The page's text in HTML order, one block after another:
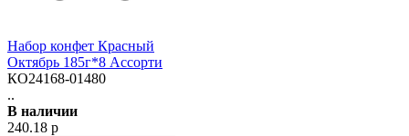
Набор конфет Красный
Октябрь 185г*8 Ассорти
КО24168-01480
..
В наличии
240.18 р